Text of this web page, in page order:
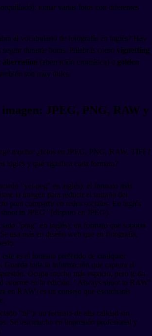
tomar varias fotos con diferentes
al vocabulario de fotografía en inglés? Hay
seguir durante horas. Palabras como vignetting
aberration (aberración cromática) o golden
son muy útiles.
JPEG, PNG, RAW y
mucho: ¿fotos en JPEG, PNG, RAW, TIFF?
inglés y qué significa cada formato?
"yei-peg" en inglés): el formato más
la imagen para reducir el tamaño del
para compartir en redes sociales. En inglés
in JPEG" (disparo en JPEG).
"ping" en inglés): un formato que soporta
usa más en diseño web que en fotografía,
este es el formato preferido de cualquier
Guarda toda la información que captura el
Ocupa mucho más espacio, pero te da
enorme en la edición. "Always shoot in RAW"
en RAW) es un consejo que escucharás
"tif"): un formato de alta calidad sin
Se usa mucho en impresión profesional y